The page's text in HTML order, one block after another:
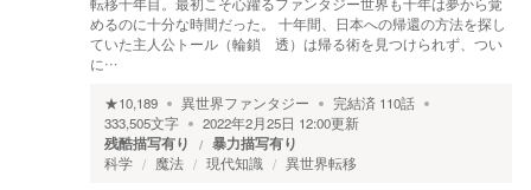
めるのに十分な時間だった。 十年間、日本への帰還の方法を探し
ていた主人公トール（輪鎖 透）は帰る術を見つけられず、つい
に…
★10,189 異世界ファンタジー 完結済 110話
333,505文字 2022年2月25日 12:00更新
残酷描写有り 暴力描写有り
科学 魔法 現代知識 異世界転移